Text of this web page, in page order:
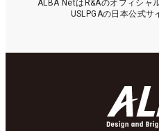
ALBA NetはR&Aのオフィシャ
USLPGAの日本公式サ